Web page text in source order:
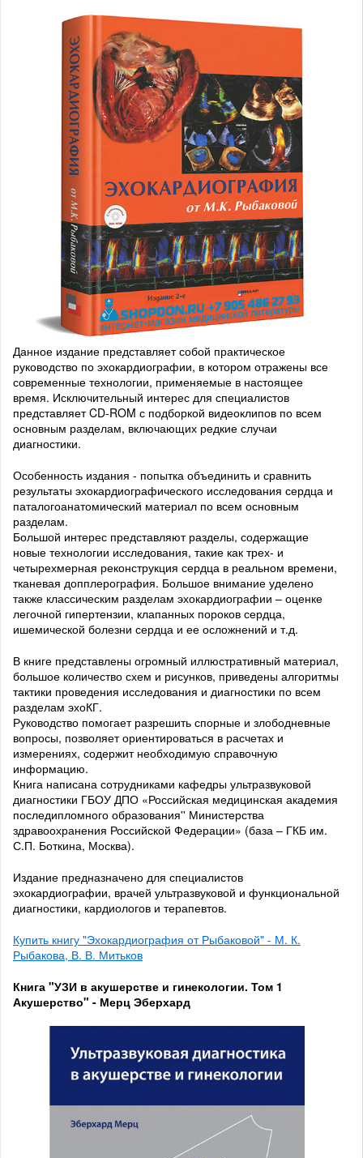
Данное издание представляет собой практическое
руководство по эхокардиографии, в котором отражены все
современные технологии, применяемые в настоящее
время. Исключительный интерес для специалистов
представляет CD-ROM с подборкой видеоклипов по всем
основным разделам, включающих редкие случаи
диагностики.
Особенность издания - попытка объединить и сравнить
результаты эхокардиографического исследования сердца и
паталогоанатомический материал по всем основным
разделам.
Большой интерес представляют разделы, содержащие
новые технологии исследования, такие как трех- и
четырехмерная реконструкция сердца в реальном времени,
тканевая допплерография. Большое внимание уделено
также классическим разделам эхокардиографии – оценке
легочной гипертензии, клапанных пороков сердца,
ишемической болезни сердца и ее осложнений и т.д.
В книге представлены огромный иллюстративный материал,
большое количество схем и рисунков, приведены алгоритмы
тактики проведения исследования и диагностики по всем
разделам эхоКГ.
Руководство помогает разрешить спорные и злободневные
вопросы, позволяет ориентироваться в расчетах и
измерениях, содержит необходимую справочную
информацию.
Книга написана сотрудниками кафедры ультразвуковой
диагностики ГБОУ ДПО «Российская медицинская академия
последипломного образования'' Министерства
здравоохранения Российской Федерации» (база – ГКБ им.
С.П. Боткина, Москва).
Издание предназначено для специалистов
эхокардиографии, врачей ультразвуковой и функциональной
диагностики, кардиологов и терапевтов.
Купить книгу "Эхокардиография от Рыбаковой" - М. К.
Рыбакова, В. В. Митьков
Книга "УЗИ в акушерстве и гинекологии. Том 1
Акушерство" - Мерц Эберхард